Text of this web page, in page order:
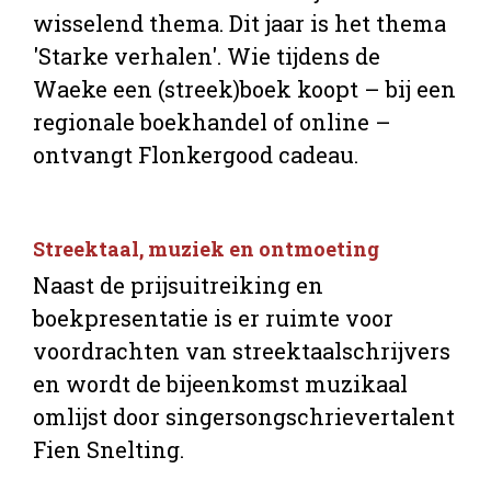
wisselend thema. Dit jaar is het thema
'Starke verhalen'. Wie tijdens de
Waeke een (streek)boek koopt – bij een
regionale boekhandel of online –
ontvangt Flonkergood cadeau.
Streektaal, muziek en ontmoeting
Naast de prijsuitreiking en
boekpresentatie is er ruimte voor
voordrachten van streektaalschrijvers
en wordt de bijeenkomst muzikaal
omlijst door singersongschrievertalent
Fien Snelting.